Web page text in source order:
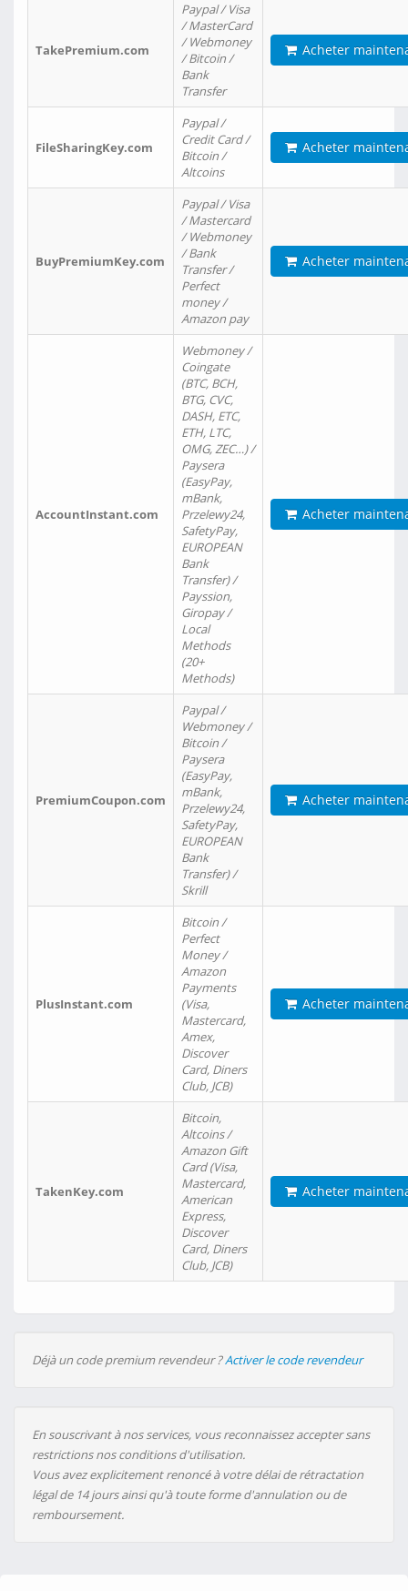
TakePremium.com
Paypal / Visa
/ MasterCard
/ Webmoney
/ Bitcoin /
Bank
Transfer
Acheter
FileSharingKey.com
Paypal /
Credit Card /
Bitcoin /
Altcoins
Acheter
BuyPremiumKey.com
Paypal / Visa
/ Mastercard
/ Webmoney
/ Bank
Transfer /
Perfect
money /
Amazon pay
Acheter
AccountInstant.com
Webmoney /
Coingate
(BTC, BCH,
BTG, CVC,
DASH, ETC,
ETH, LTC,
OMG, ZEC…) /
Paysera
(EasyPay,
mBank,
Przelewy24,
SafetyPay,
EUROPEAN
Bank
Transfer) /
Payssion,
Giropay /
Local
Methods
(20+
Methods)
Acheter
PremiumCoupon.com
Paypal /
Webmoney /
Bitcoin /
Paysera
(EasyPay,
mBank,
Przelewy24,
SafetyPay,
EUROPEAN
Bank
Transfer) /
Skrill
Acheter
PlusInstant.com
Bitcoin /
Perfect
Money /
Amazon
Payments
(Visa,
Mastercard,
Amex,
Discover
Card, Diners
Club, JCB)
Acheter
TakenKey.com
Bitcoin,
Altcoins /
Amazon Gift
Card (Visa,
Mastercard,
American
Express,
Discover
Card, Diners
Club, JCB)
Acheter
Déjà un code premium revendeur ?Activer le code revendeur
En souscrivant à nos services, vous reconnaissez accepter sans
restrictions nos conditions d'utilisation.
Vous avez explicitement renoncé à votre délai de rétractation
légal de 14 jours ainsi qu'à toute forme d'annulation ou de
remboursement.